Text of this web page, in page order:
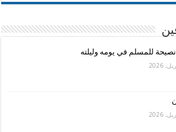
للمسلم في يومه وليلته